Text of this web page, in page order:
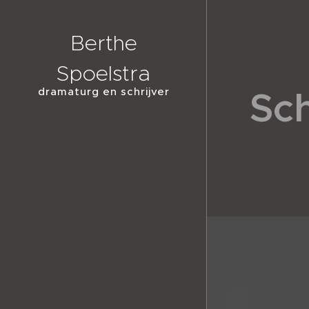
Berthe
Spoelstra
dramaturg en schrijver